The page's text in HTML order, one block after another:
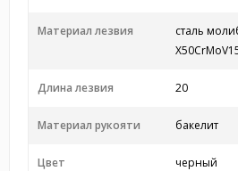
Материал лезвия
сталь
Длина лезвия 20
Материал рукояти бакелит
Цвет черный